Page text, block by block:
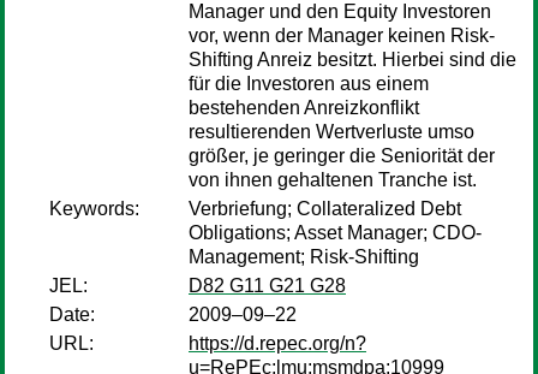
Manager und den Equity Investoren
vor, wenn der Manager keinen Risk-
Shifting Anreiz besitzt. Hierbei sind die
für die Investoren aus einem
bestehenden Anreizkonflikt
resultierenden Wertverluste umso
größer, je geringer die Seniorität der
von ihnen gehaltenen Tranche ist.
Keywords:
Verbriefung; Collateralized Debt
Obligations; Asset Manager; CDO-
Management; Risk-Shifting
JEL:
D82 G11 G21 G28
Date:
2009–09–22
URL:
https://d.repec.org/n?
u=RePEc:lmu:msmdpa:10999